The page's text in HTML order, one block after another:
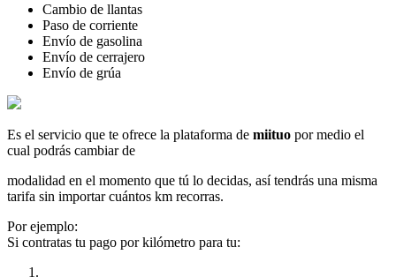
Cambio de llantas
Paso de corriente
Envío de gasolina
Envío de cerrajero
Envío de grúa
Es el servicio que te ofrece la plataforma de miituo por medio el
cual podrás cambiar de
modalidad en el momento que tú lo decidas, así tendrás una misma
tarifa sin importar cuántos km recorras.
Por ejemplo:
Si contratas tu pago por kilómetro para tu: